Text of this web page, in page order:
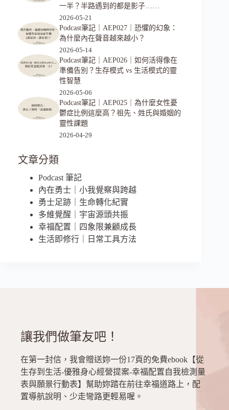
一半？半路遇到的都是影子……
2026-05-21
Podcast筆記｜AEP027｜恐懼的幻象：
為什麼內在聲音越來越小？
2026-05-14
Podcast筆記｜AEP026｜如何活得像在
準備告別？生存模式 vs 生活模式的靈
性智慧
2026-05-06
Podcast筆記｜AEP025｜為什麼女性憂
鬱症比例這麼高？祖先、姓氏與婚姻的
靈性課題
2026-04-29
文章分類
Podcast 筆記
內在勇士｜小我覺察與跨越
勇士足跡｜生命轉化紀實
多維覺醒｜宇宙源頭共振
幸福配置｜四象限兼顧成長
生活即修行｜日常工具方法
讓我們做筆友吧！
在第一封信，我會贈送妳一份17頁的免費ebook【從
生存到生活-優雅身心經營提案-幸福配置自我檢測量
表與願景行動表】幫助妳踏在前往幸福道路上，配
置導航說明、少走彎路更輕易喔。